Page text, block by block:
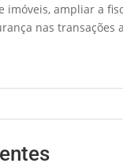
imóveis, ampliar a
nas transações